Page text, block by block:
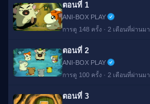
ตอนที่ 1
ANI-BOX PLAY
การดู 148 ครั้ง · 2 เดือนที่ผ่านมา
ตอนที่ 2
ANI-BOX PLAY
การดู 100 ครั้ง · 2 เดือนที่ผ่านมา
ตอนที่ 3